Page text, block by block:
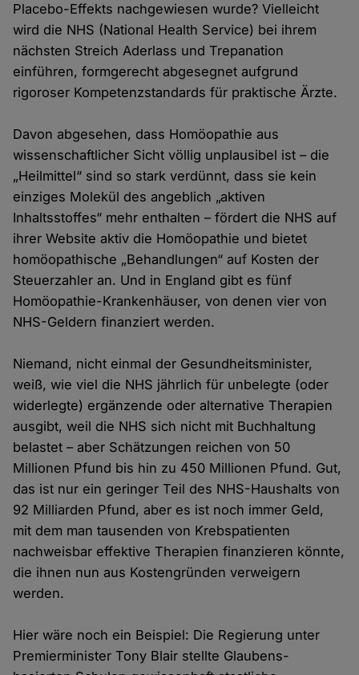
Placebo-Effekts nachgewiesen wurde? Vielleicht
wird die NHS (National Health Service) bei ihrem
nächsten Streich Aderlass und Trepanation
einführen, formgerecht abgesegnet aufgrund
rigoroser Kompetenzstandards für praktische Ärzte.
Davon abgesehen, dass Homöopathie aus
wissenschaftlicher Sicht völlig unplausibel ist – die
„Heilmittel“ sind so stark verdünnt, dass sie kein
einziges Molekül des angeblich „aktiven
Inhaltsstoffes“ mehr enthalten – fördert die NHS auf
ihrer Website aktiv die Homöopathie und bietet
homöopathische „Behandlungen“ auf Kosten der
Steuerzahler an. Und in England gibt es fünf
Homöopathie-Krankenhäuser, von denen vier von
NHS-Geldern finanziert werden.
Niemand, nicht einmal der Gesundheitsminister,
weiß, wie viel die NHS jährlich für unbelegte (oder
widerlegte) ergänzende oder alternative Therapien
ausgibt, weil die NHS sich nicht mit Buchhaltung
belastet – aber Schätzungen reichen von 50
Millionen Pfund bis hin zu 450 Millionen Pfund. Gut,
das ist nur ein geringer Teil des NHS-Haushalts von
92 Milliarden Pfund, aber es ist noch immer Geld,
mit dem man tausenden von Krebspatienten
nachweisbar effektive Therapien finanzieren könnte,
die ihnen nun aus Kostengründen verweigern
werden.
Hier wäre noch ein Beispiel: Die Regierung unter
Premierminister Tony Blair stellte Glaubens-